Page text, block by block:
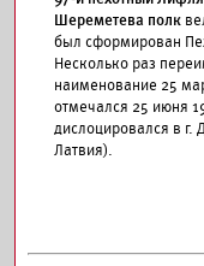
Шереметева полк
был сформирован
Несколько раз
наименование 25
отмечался 25 июня
дислоцировался в г.
Латвия).